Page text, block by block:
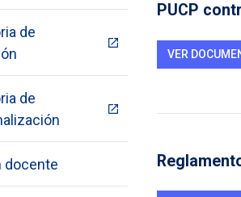
de
de
docente
PUCP
VER